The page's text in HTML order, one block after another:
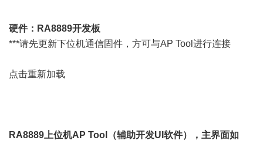
硬件：RA8889开发板
***请先更新下位机通信固件，方可与AP Tool进行连接
点击重新加载
RA8889上位机AP Tool（辅助开发UI软件），主界面如